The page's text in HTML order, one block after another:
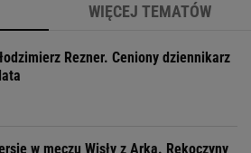
WIĘCEJ TEMATÓW
Rezner. Ceniony dziennikarz
w meczu Wisły z Arką. Rękoczyny